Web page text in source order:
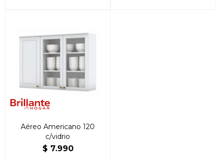
Aéreo Americano 120
c/vidrio
$ 7.990